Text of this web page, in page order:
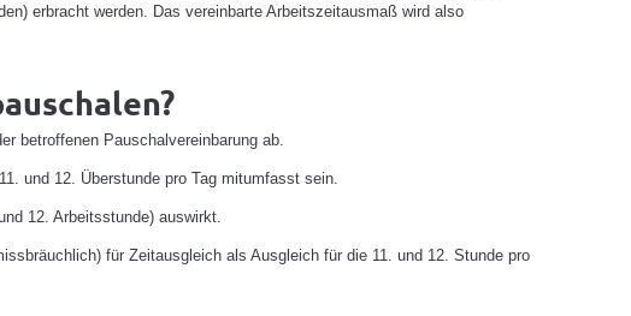
erbracht werden. Das vereinbarte Arbeitszeitausmaß wird also
betroffenen Pauschalvereinbarung ab.
und 12. Überstunde pro Tag mitumfasst sein.
12. Arbeitsstunde) auswirkt.
für Zeitausgleich als Ausgleich für die 11. und 12. Stunde pro